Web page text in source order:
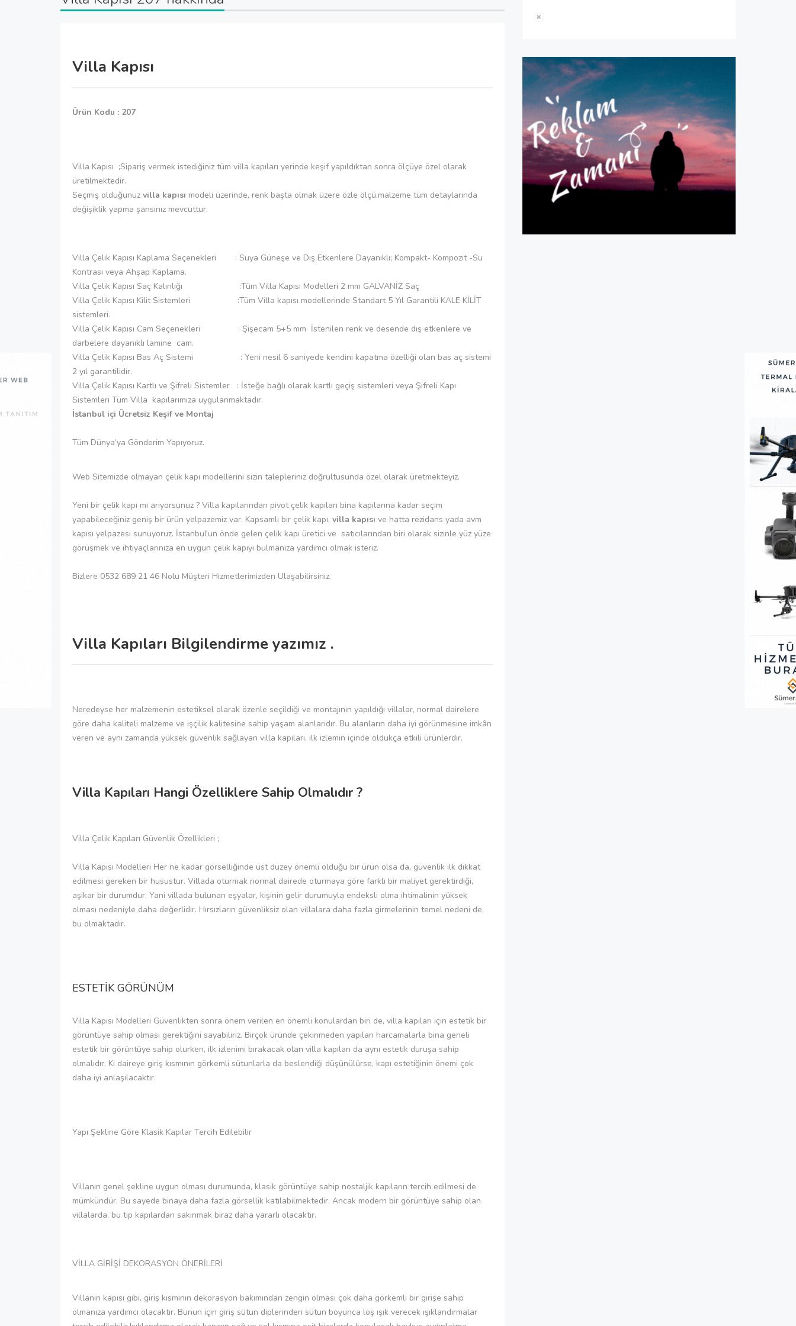
Villa Kapısı
Ürün Kodu : 207
Villa Kapısı ;Sipariş vermek istediğiniz tüm villa kapıları yerinde keşif yapıldıktan sonra ölçüye özel olarak
üretilmektedir.
Seçmiş olduğunuz villa kapısı modeli üzerinde, renk başta olmak üzere özle ölçü,malzeme tüm detaylarında
değişiklik yapma şansınız mevcuttur.
Villa Çelik Kapısı Kaplama Seçenekleri : Suya Güneşe ve Dış Etkenlere Dayanıklı; Kompakt- Kompozit -Su
Kontrası veya Ahşap Kaplama.
Villa Çelik Kapısı Saç Kalınlığı :Tüm Villa Kapısı Modelleri 2 mm GALVANİZ Saç
Villa Çelik Kapısı Kilit Sistemleri :Tüm Villa kapısı modellerinde Standart 5 Yıl Garantili KALE KİLİT
sistemleri.
Villa Çelik Kapısı Cam Seçenekleri : Şişecam 5+5 mm İstenilen renk ve desende dış etkenlere ve
darbelere dayanıklı lamine cam.
Villa Çelik Kapısı Bas Aç Sistemi : Yeni nesil 6 saniyede kendini kapatma özelliği olan bas aç sistemi
2 yıl garantilidir.
Villa Çelik Kapısı Kartlı ve Şifreli Sistemler : İsteğe bağlı olarak kartlı geçiş sistemleri veya Şifreli Kapı
Sistemleri Tüm Villa kapılarımıza uygulanmaktadır.
İstanbul içi Ücretsiz Keşif ve Montaj
Tüm Dünya’ya Gönderim Yapıyoruz.
Web Sitemizde olmayan çelik kapı modellerini sizin talepleriniz doğrultusunda özel olarak üretmekteyiz.
Yeni bir çelik kapı mı arıyorsunuz ? Villa kapılarından pivot çelik kapıları bina kapılarına kadar seçim
yapabileceğiniz geniş bir ürün yelpazemiz var. Kapsamlı bir çelik kapı, villa kapısı ve hatta rezidans yada avm
kapısı yelpazesi sunuyoruz. İstanbul'un önde gelen çelik kapı üretici ve satıcılarından biri olarak sizinle yüz yüze
görüşmek ve ihtiyaçlarınıza en uygun çelik kapıyı bulmanıza yardımcı olmak isteriz.
Bizlere 0532 689 21 46 Nolu Müşteri Hizmetlerimizden Ulaşabilirsiniz.
Villa Kapıları Bilgilendirme yazımız .
Neredeyse her malzemenin estetiksel olarak özenle seçildiği ve montajının yapıldığı villalar, normal dairelere
göre daha kaliteli malzeme ve işçilik kalitesine sahip yaşam alanlarıdır. Bu alanların daha iyi görünmesine imkân
veren ve aynı zamanda yüksek güvenlik sağlayan villa kapıları, ilk izlemin içinde oldukça etkili ürünlerdir.
Villa Kapıları Hangi Özelliklere Sahip Olmalıdır ?
Villa Çelik Kapıları Güvenlik Özellikleri ;
Villa Kapısı Modelleri Her ne kadar görselliğinde üst düzey önemli olduğu bir ürün olsa da, güvenlik ilk dikkat
edilmesi gereken bir husustur. Villada oturmak normal dairede oturmaya göre farklı bir maliyet gerektirdiği,
aşikar bir durumdur. Yani villada bulunan eşyalar, kişinin gelir durumuyla endeksli olma ihtimalinin yüksek
olması nedeniyle daha değerlidir. Hırsızların güvenliksiz olan villalara daha fazla girmelerinin temel nedeni de,
bu olmaktadır.
ESTETİK GÖRÜNÜM
Villa Kapısı Modelleri Güvenlikten sonra önem verilen en önemli konulardan biri de, villa kapıları için estetik bir
görüntüye sahip olması gerektiğini sayabiliriz. Birçok üründe çekinmeden yapılan harcamalarla bina geneli
estetik bir görüntüye sahip olurken, ilk izlenimi bırakacak olan villa kapıları da aynı estetik duruşa sahip
olmalıdır. Ki daireye giriş kısmının görkemli sütunlarla da beslendiği düşünülürse, kapı estetiğinin önemi çok
daha iyi anlaşılacaktır.
Yapı Şekline Göre Klasik Kapılar Tercih Edilebilir
Villanın genel şekline uygun olması durumunda, klasik görüntüye sahip nostaljik kapıların tercih edilmesi de
mümkündür. Bu sayede binaya daha fazla görsellik katılabilmektedir. Ancak modern bir görüntüye sahip olan
villalarda, bu tip kapılardan sakınmak biraz daha yararlı olacaktır.
VİLLA GİRİŞİ DEKORASYON ÖNERİLERİ
Villanın kapısı gibi, giriş kısmının dekorasyon bakımından zengin olması çok daha görkemli bir girişe sahip
olmanıza yardımcı olacaktır. Bunun için giriş sütun diplerinden sütun boyunca loş ışık verecek ışıklandırmalar